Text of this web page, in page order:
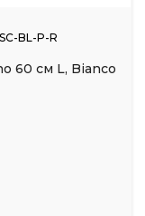
BL-P-R
60 см L, Bianco